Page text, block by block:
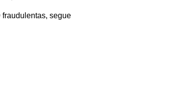
fraudulentas, segue